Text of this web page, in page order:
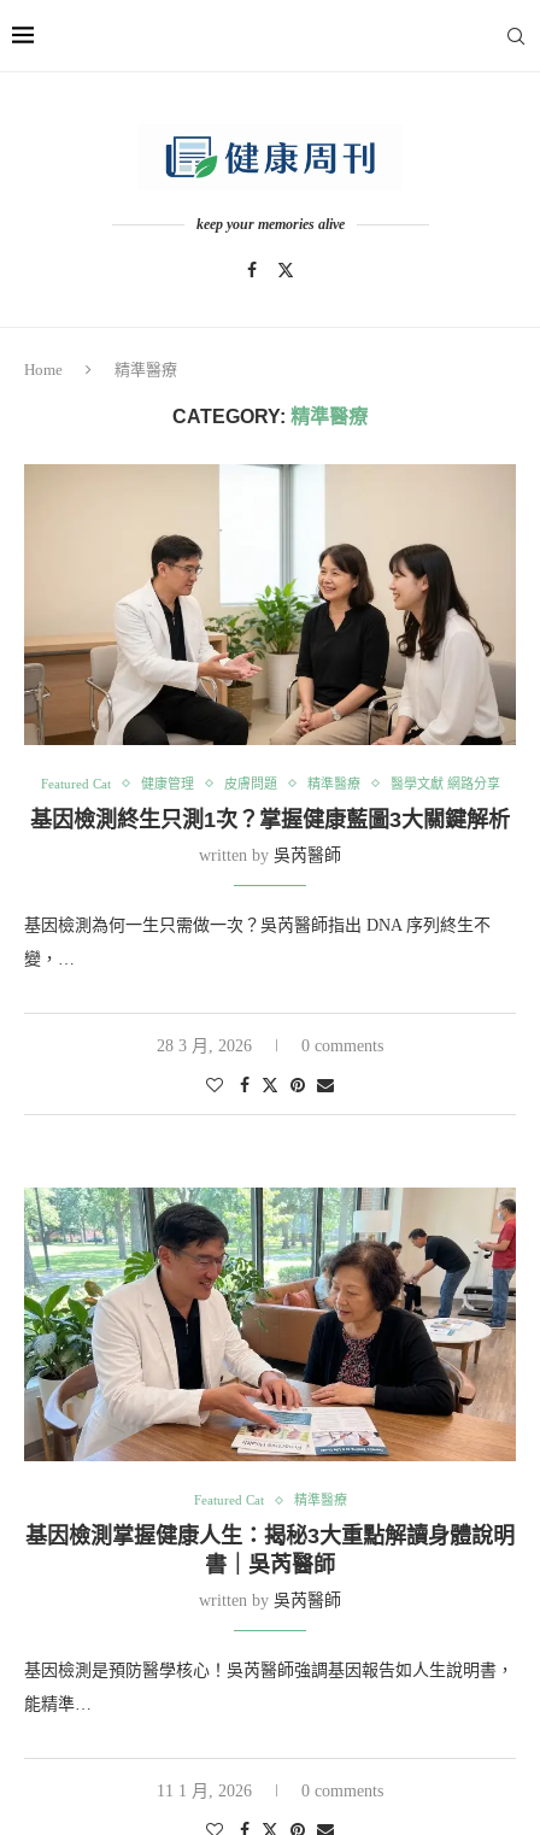
keep your memories alive
Home 精準醫療
CATEGORY: 精準醫療
Featured Cat 健康管理 皮膚問題 精準醫療 醫學文獻 網路分享
基因檢測終生只測1次？掌握健康藍圖3大關鍵解析
written by 吳芮醫師
基因檢測為何一生只需做一次？吳芮醫師指出 DNA 序列終生不
變，…
28 3 月, 2026 0 comments
Featured Cat 精準醫療
基因檢測掌握健康人生：揭秘3大重點解讀身體說明
書｜吳芮醫師
written by 吳芮醫師
基因檢測是預防醫學核心！吳芮醫師強調基因報告如人生說明書，
能精準…
11 1 月, 2026 0 comments